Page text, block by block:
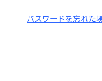
パスワードを忘れた